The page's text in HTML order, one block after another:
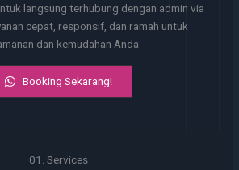
langsung terhubung dengan admin via
cepat, responsif, dan ramah untuk
dan kemudahan Anda.
Booking Sekarang!
01. Services